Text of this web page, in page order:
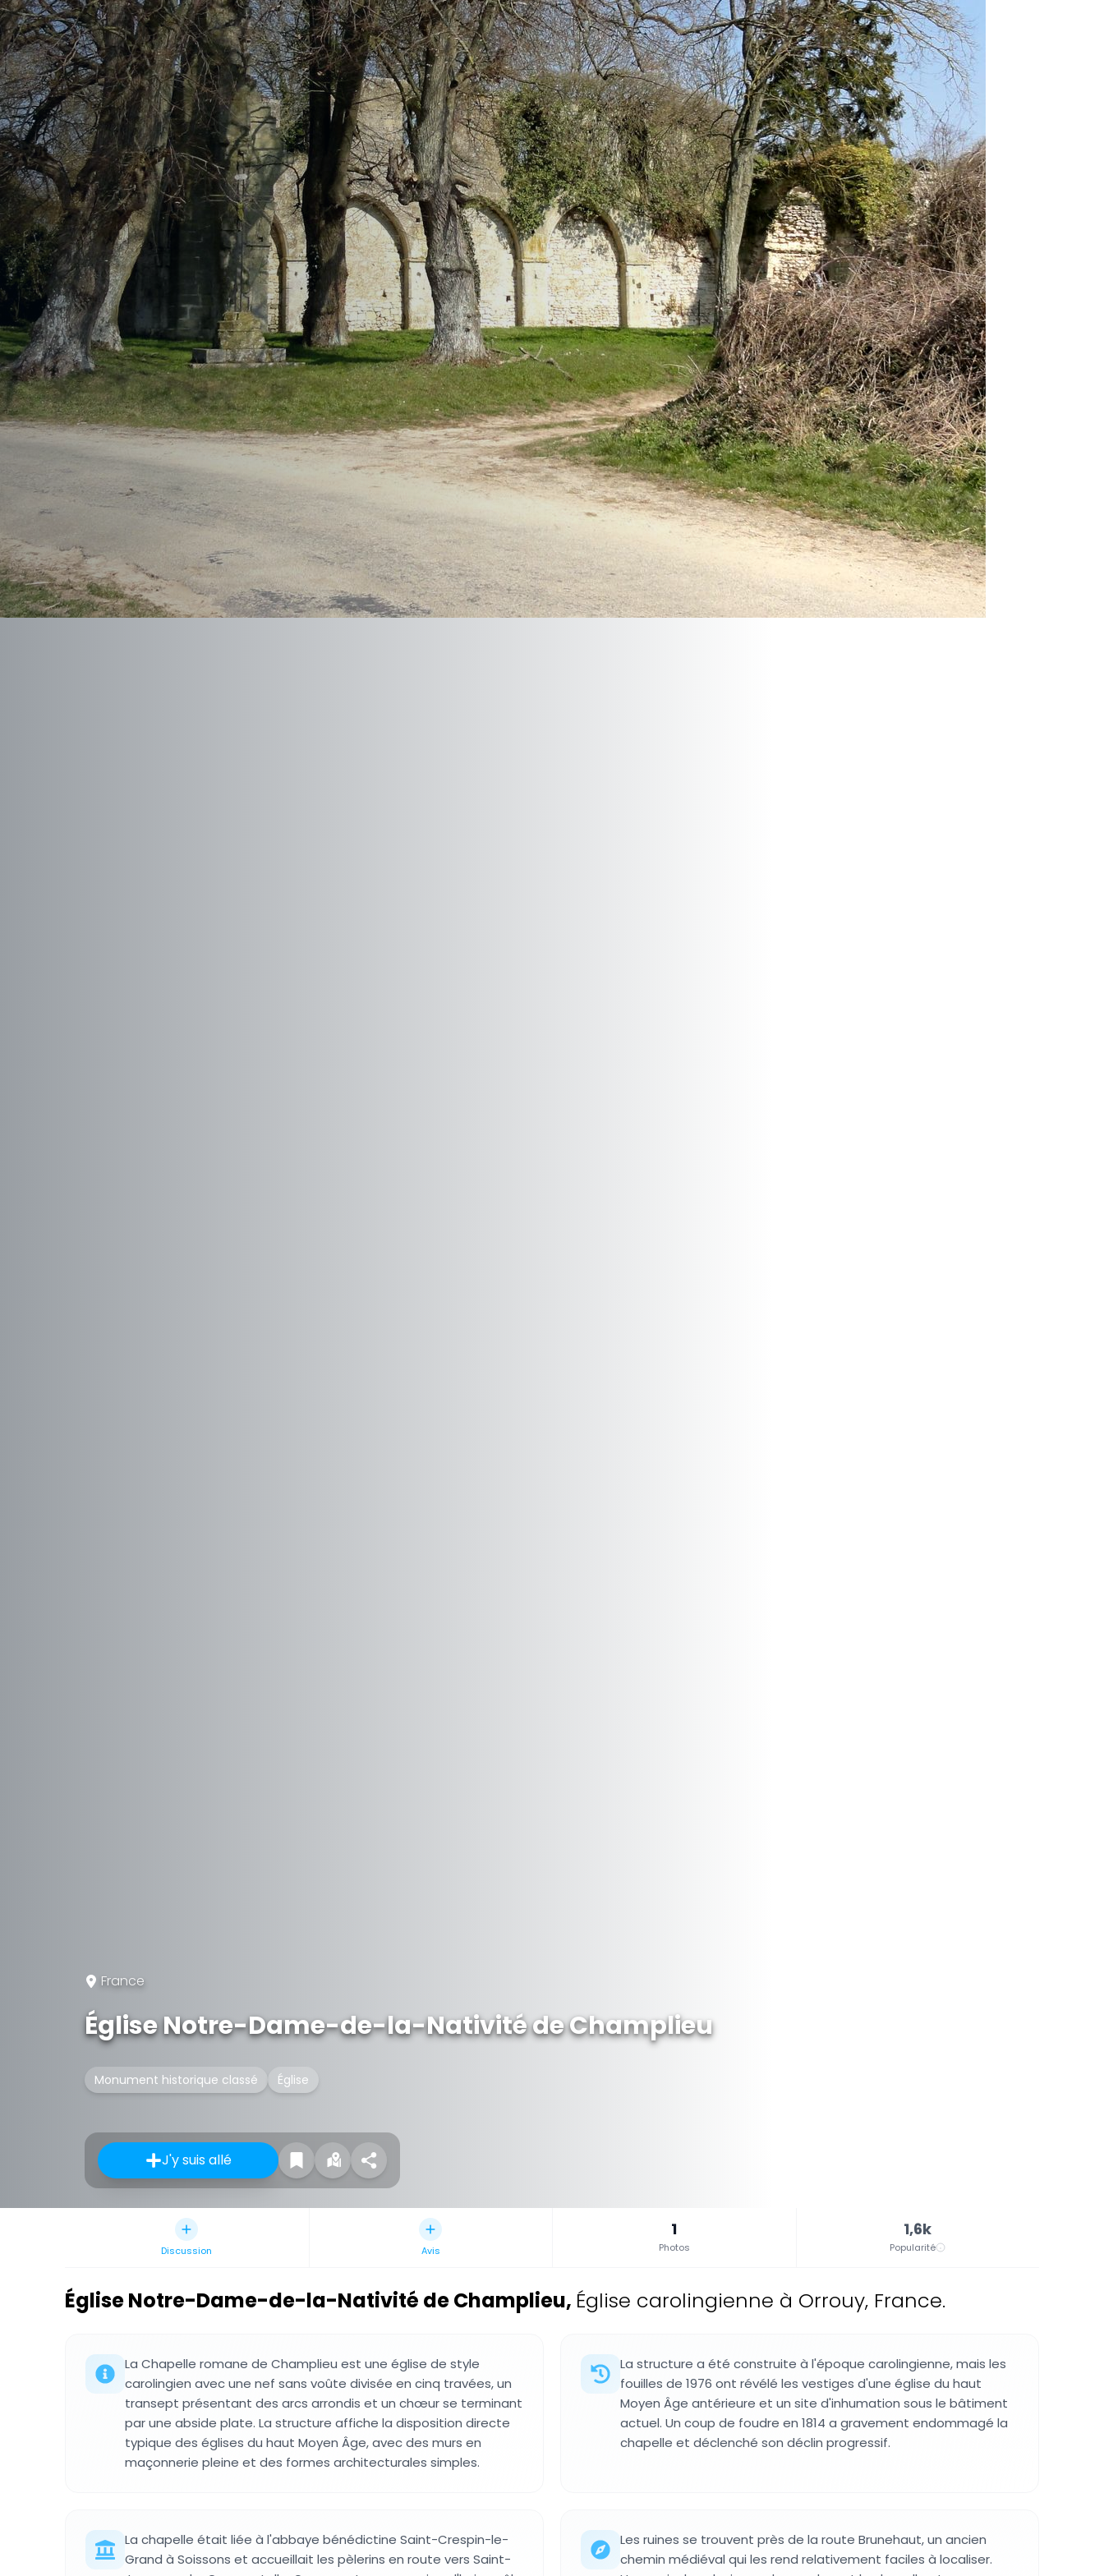
France
Église Notre-Dame-de-la-Nativité de Champlieu
Monument historique classé Église
J'y suis allé
Discussion Avis
1
Photos
1,6k
Popularité
Église Notre-Dame-de-la-Nativité de Champlieu, Église carolingienne à Orrouy, France.
La Chapelle romane de Champlieu est une église de style
carolingien avec une nef sans voûte divisée en cinq travées, un
transept présentant des arcs arrondis et un chœur se terminant
par une abside plate. La structure affiche la disposition directe
typique des églises du haut Moyen Âge, avec des murs en
maçonnerie pleine et des formes architecturales simples.
La structure a été construite à l'époque carolingienne, mais les
fouilles de 1976 ont révélé les vestiges d'une église du haut
Moyen Âge antérieure et un site d'inhumation sous le bâtiment
actuel. Un coup de foudre en 1814 a gravement endommagé la
chapelle et déclenché son déclin progressif.
La chapelle était liée à l'abbaye bénédictine Saint-Crespin-le-
Grand à Soissons et accueillait les pèlerins en route vers Saint-
Les ruines se trouvent près de la route Brunehaut, un ancien
chemin médiéval qui les rend relativement faciles à localiser.